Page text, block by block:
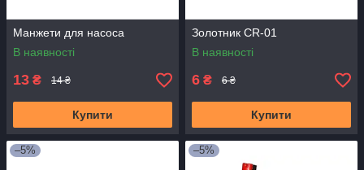
Манжети для насоса
В наявності
13 ₴ 14 ₴
Купити
Золотник CR-01
В наявності
6 ₴ 6 ₴
Купити
–5% –5%